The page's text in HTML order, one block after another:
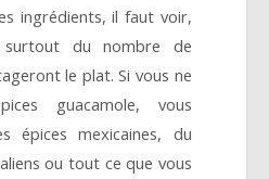
ingrédients, il faut voir,
du nombre de
le plat. Si vous ne
guacamole, vous
épices mexicaines, du
ou tout ce que vous